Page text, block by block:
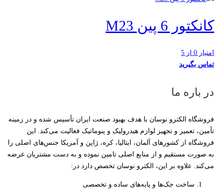
کانکتور 6 پین M23
امتیاز 0 از 5
تماس بگیرید
در باره ما
فروشگاه الکترو نوسان با هدف بهبود صنعت ایران تأسیس شده و در زمینه
تأمین، تعمیر و تجهیز لوازم هیدرولیک و پنوماتیک فعالیت می‌کند. این
فروشگاه از کشورهای آلمان، ایتالیا، کره، ژاپن و آمریکا جنس‌های اصلی را
به صورت مستقیم و از منابع اصلی تامین نموده و به دست مشتریان عرضه
می‌کند. علاوه بر این، الکترو نوسان تخصص دارد در:
ساخت جک‌ها و پایه‌های ساده و تخصصی